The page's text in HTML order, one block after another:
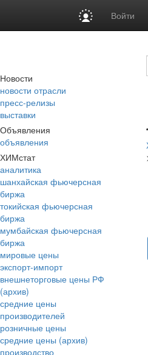
Войти
Новости
новости отрасли
пресс-релизы
выставки
Объявления
объявления
ХИМстат
аналитика
шанхайская фьючерсная
биржа
токийская фьючерсная
биржа
мумбайская фьючерсная
биржа
мировые цены
экспорт-импорт
внешнеторговые цены РФ
(архив)
средние цены
производителей
розничные цены
средние цены (архив)
производство